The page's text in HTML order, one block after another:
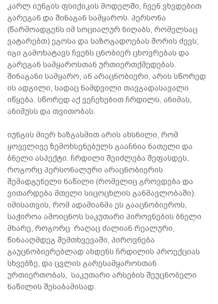
კარლ იუნგის ფსიქიკის მოდელში, ჩვენ ვხვდებით
გარეგან და შინაგან სამყაროს. პერსონა
(წარმოადგენს იმ სოციალურ ნიღაბს, რომელსაც
ვატარებთ) ეგოსა და საზოგადოებას შორის ძევს;
იგი გამოხატავს ჩვენს ცნობიერ ცხოვრებას და
გარეგან სამყაროსთან ურთიერთქმედებას.
შინაგანი სამყარო, ან არაცნობიერი, არის სწორედ
ის ადგილი, სადაც ნამდვილი თავგადასავალი
იწყება. სწორედ აქ ვეჩეხებით ჩრდილს, ანიმას,
ანიმუსს და თვითობას.
იუნგის მიერ ხაზგასმით არის ახსნილი, რომ
ყოველივე ზემოხსენებულს გააჩნია ნათელი და
ბნელი ასპექტი. ჩრდილი შეიძლება შეფასდეს,
როგორც პერსონალური არაცნობიერის
შემადგენელი ნაწილი (რომელიც გროვდება და
ვითარდება მთელი სიცოცხლის განმავლობაში).
იმისათვის, რომ ადამიანმა ეს გააცნობიეროს,
საჭიროა ამოიცნოს საკუთარი პიროვნების ბნელი
მხარე, როგორც რაღაც ძალიან რეალური,
წინააღმდეგ შემთხვევაში, პიროვნება
გაუცნობიერებლად ახდენს ჩრდილის პროექციას
სხვებზე, და ცვლის გარესამყაროსთან
ურთიერთობას, საკუთარი არსების შეუცნობელი
ნაწილის შესაბამისად.